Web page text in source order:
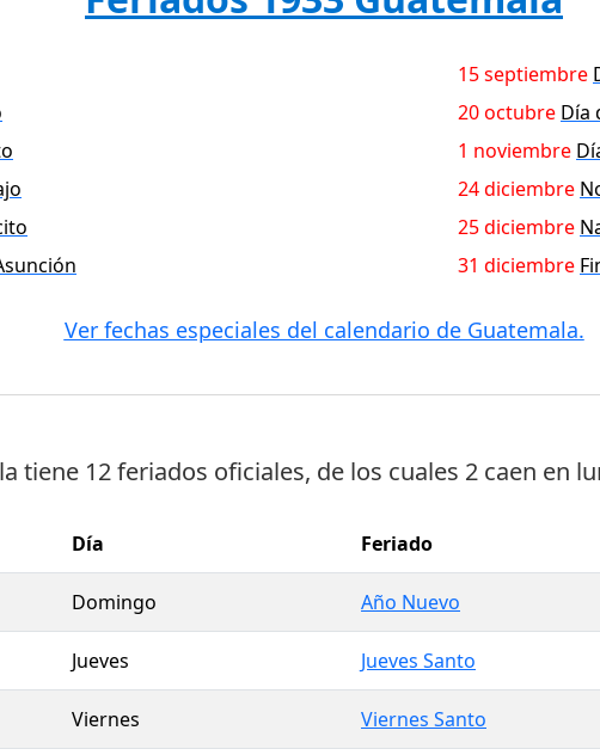
15 septiembre
20 octubre Día
1 noviembre
24 diciembre
25 diciembre
31 diciembre
Ver fechas especiales del calendario de Guatemala.
tiene 12 feriados oficiales, de los cuales 2 caen en
Día Feriado
Domingo Año Nuevo
Jueves Jueves Santo
Viernes Viernes Santo